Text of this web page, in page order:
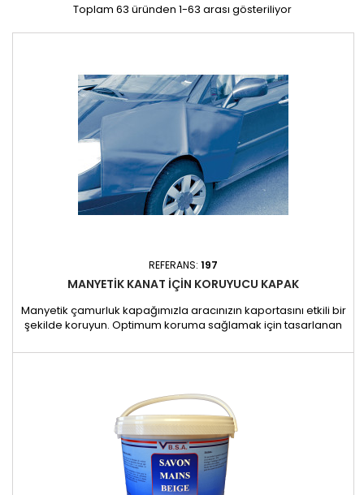
Toplam 63 üründen 1-63 arası gösteriliyor
REFERANS: 197
MANYETIK KANAT IÇIN KORUYUCU KAPAK
Manyetik çamurluk kapağımızla aracınızın kaportasını etkili bir
şekilde koruyun. Optimum koruma sağlamak için tasarlanan
çamurluğunuzu çiziklerden, boya talaşlarından ve diğer
tekrarlayan...